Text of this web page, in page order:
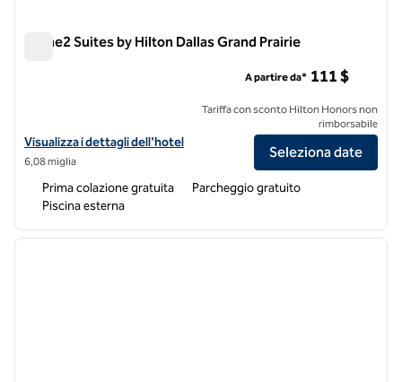
Home2 Suites by Hilton Dallas Grand Prairie
Visualizza i dettagli dell'hotel Home2 Suites by Hilton Dallas Grand
Visualizza i dettagli dell'hotel
6,08 miglia
A partire da* 111 $
Tariffa con sconto Hilton Honors non
rimborsabile
Seleziona date
Prima colazione gratuita
Parcheggio gratuito
Piscina esterna
1 di 12